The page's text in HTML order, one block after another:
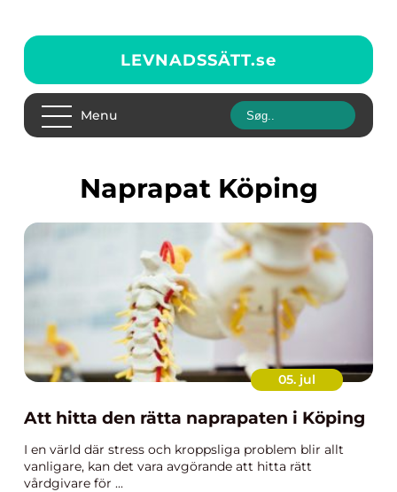
LEVNADSSÄTT.se
Menu
naprapat Köping
05. jul
Att hitta den rätta naprapaten i Köping
I en värld där stress och kroppsliga problem blir allt
vanligare, kan det vara avgörande att hitta rätt
vårdgivare för ...